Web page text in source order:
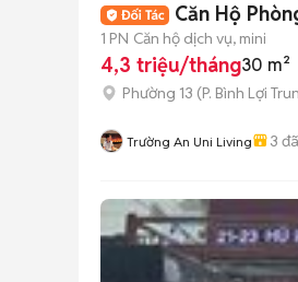
Căn Hộ
1 PN Căn hộ dịch vụ, mini
4,3 triệu/tháng30 m²
Phường 13 (P. Bình Lợi
Trường An Uni Living 3